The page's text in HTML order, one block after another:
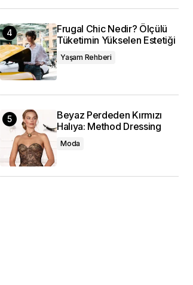
Frugal Chic Nedir? Ölçülü
Tüketimin Yükselen Estetiği
Yaşam Rehberi
Beyaz Perdeden Kırmızı
Halıya: Method Dressing
Moda